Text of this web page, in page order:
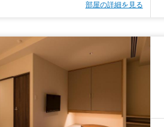
部屋の詳細を見る